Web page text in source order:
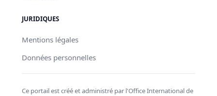
JURIDIQUES
Mentions légales
Données personnelles
Ce portail est créé et administré par l'Office International de